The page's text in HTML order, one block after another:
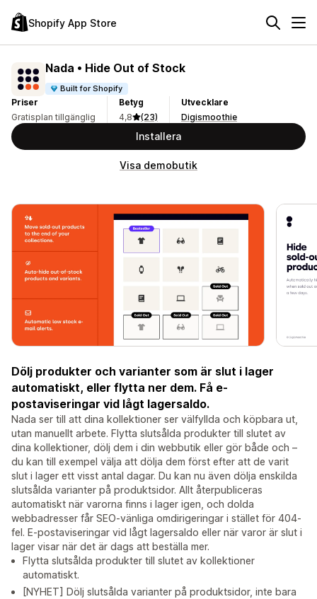
Shopify App Store
Nada • Hide Out of Stock
Built for Shopify
Priser
Gratisplan tillgänglig
Betyg
4,8
(23)
Utvecklare
Digismoothie
Installera
Visa demobutik
Dölj produkter och varianter som är slut i lager
automatiskt, eller flytta ner dem. Få e-
postaviseringar vid lågt lagersaldo.
Nada ser till att dina kollektioner ser välfyllda och köpbara ut,
utan manuellt arbete. Flytta slutsålda produkter till slutet av
dina kollektioner, dölj dem i din webbutik eller gör både och –
du kan till exempel välja att dölja dem först efter att de varit
slut i lager ett visst antal dagar. Du kan nu även dölja enskilda
slutsålda varianter på produktsidor. Allt återpubliceras
automatiskt när varorna finns i lager igen, och dolda
webbadresser får SEO-vänliga omdirigeringar i stället för 404-
fel. E-postaviseringar vid lågt lagersaldo eller när varor är slut i
lager visar när det är dags att beställa mer.
Flytta slutsålda produkter till slutet av kollektioner
automatiskt.
[NYHET] Dölj slutsålda varianter på produktsidor, inte bara